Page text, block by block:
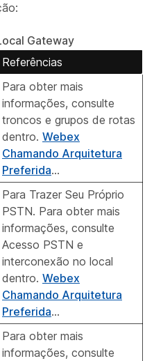
Gateway
Referências
Para obter mais
informações, consulte
troncos e grupos de rotas
dentro. Webex
Chamando Arquitetura
Preferida...
Para Trazer Seu Próprio
PSTN. Para obter mais
informações, consulte
Acesso PSTN e
interconexão no local
dentro. Webex
Chamando Arquitetura
Preferida...
Para obter mais
informações, consulte